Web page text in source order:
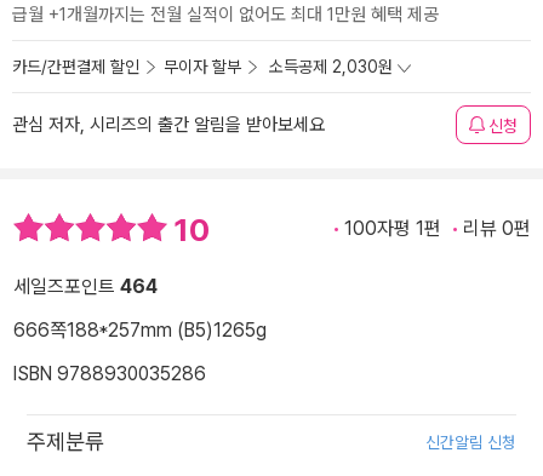
급월 +1개월까지는 전월 실적이 없어도 최대 1만원 혜택 제공
카드/간편결제 할인 무이자 할부 소득공제 2,030원
관심 저자, 시리즈의 출간 알림을 받아보세요 신청
10 100자평 1편 리뷰 0편
세일즈포인트 464
666쪽188*257mm (B5)1265g
ISBN 9788930035286
주제분류 신간알림 신청